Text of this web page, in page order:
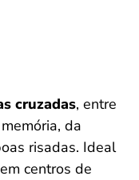
cruzadas, entre
da
risadas. Ideal
centros de